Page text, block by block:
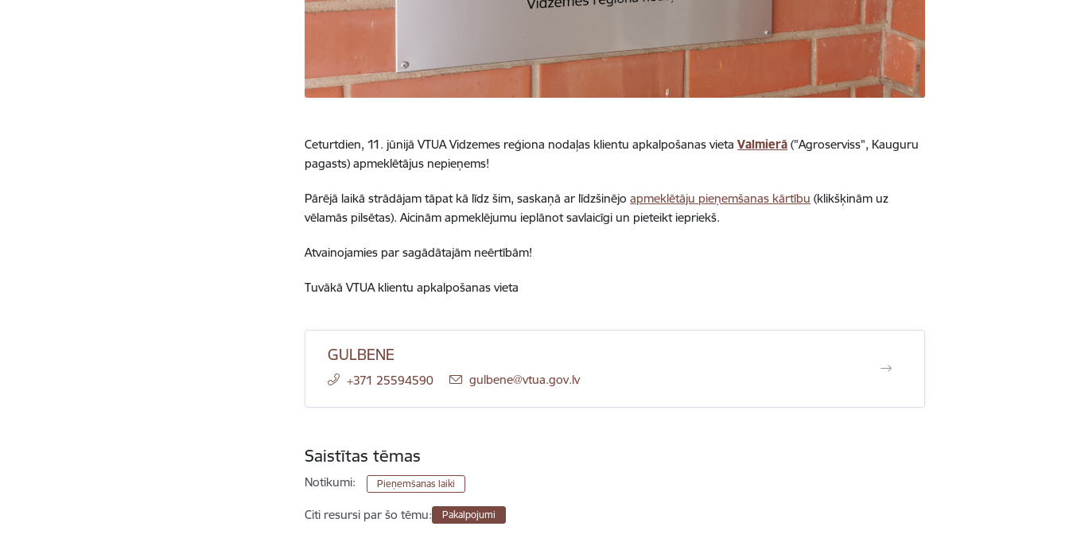
Ceturtdien, 11. jūnijā VTUA Vidzemes reģiona nodaļas klientu apkalpošanas vietaValmierā ("Agroserviss", Kauguru
pagasts) apmeklētājus nepieņems!
Pārējā laikā strādājam tāpat kā līdz šim, saskaņā ar līdzšinējoapmeklētāju pieņemšanas kārtību (klikšķinām uz
vēlamās pilsētas). Aicinām apmeklējumu ieplānot savlaicīgi un pieteikt iepriekš.
Atvainojamies par sagādātajām neērtībām!
Tuvākā VTUA klientu apkalpošanas vieta
GULBENE
+371 25594590 E-pasts:
gulbene@vtua.gov.lv
Saistītas tēmas
Notikumi: Pieņemšanas laiki
Citi resursi par šo tēmu: Pakalpojumi